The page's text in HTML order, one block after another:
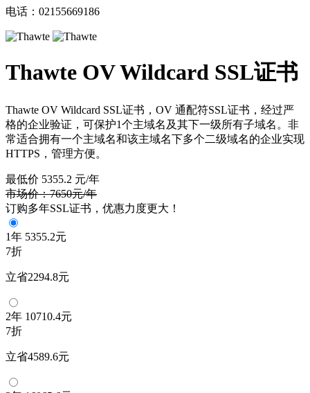
电话：02155669186
Thawte OV Wildcard SSL证书
Thawte OV Wildcard SSL证书，OV 通配符SSL证书，经过严
格的企业验证，可保护1个主域名及其下一级所有子域名。非
常适合拥有一个主域名和该主域名下多个二级域名的企业实现
HTTPS，管理方便。
最低价 5355.2 元/年
市场价：7650元/年
订购多年SSL证书，优惠力度更大！
1年 5355.2元
7折
立省2294.8元
2年 10710.4元
7折
立省4589.6元